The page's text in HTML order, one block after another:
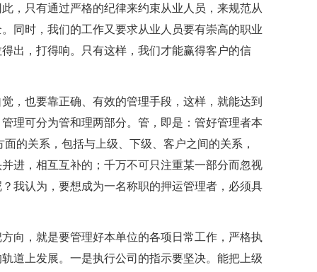
，只有通过严格的纪律来约束从业人员，来规范从
同时，我们的工作又要求从业人员要有崇高的职业
出，打得响。只有这样，我们才能赢得客户的信
，也要靠正确、有效的管理手段，这样，就能达到
理可分为管和理两部分。管，即是：管好管理者本
的关系，包括与上级、下级、客户之间的关系，
进，相互互补的；千万不可只注重某一部分而忽视
我认为，要想成为一名称职的押运管理者，必须具
向，就是要管理好本单位的各项日常工作，严格执
道上发展。一是执行公司的指示要坚决。能把上级